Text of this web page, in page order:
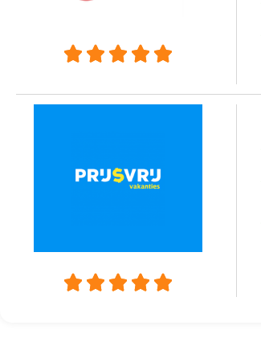
    
    